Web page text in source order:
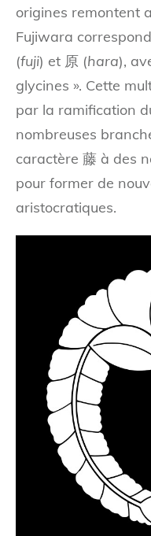
origines remontent
Fujiwara
(fuji) et 原 (hara),
glycines ». Cette
par la ramification
nombreuses
caractère 藤 à des
pour former de
aristocratiques.